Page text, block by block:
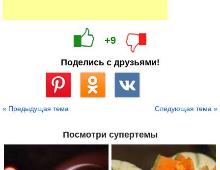
+9
Поделись с друзьями!
« Предыдущая тема Следующая тема »
Посмотри супертемы